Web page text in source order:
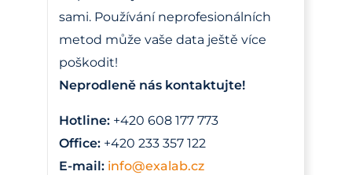
sami. Používání neprofesionálních
metod může vaše data ještě více
poškodit!
Neprodleně nás kontaktujte!
Hotline: +420 608 177 773
Office: +420 233 357 122
E-mail: info@exalab.cz